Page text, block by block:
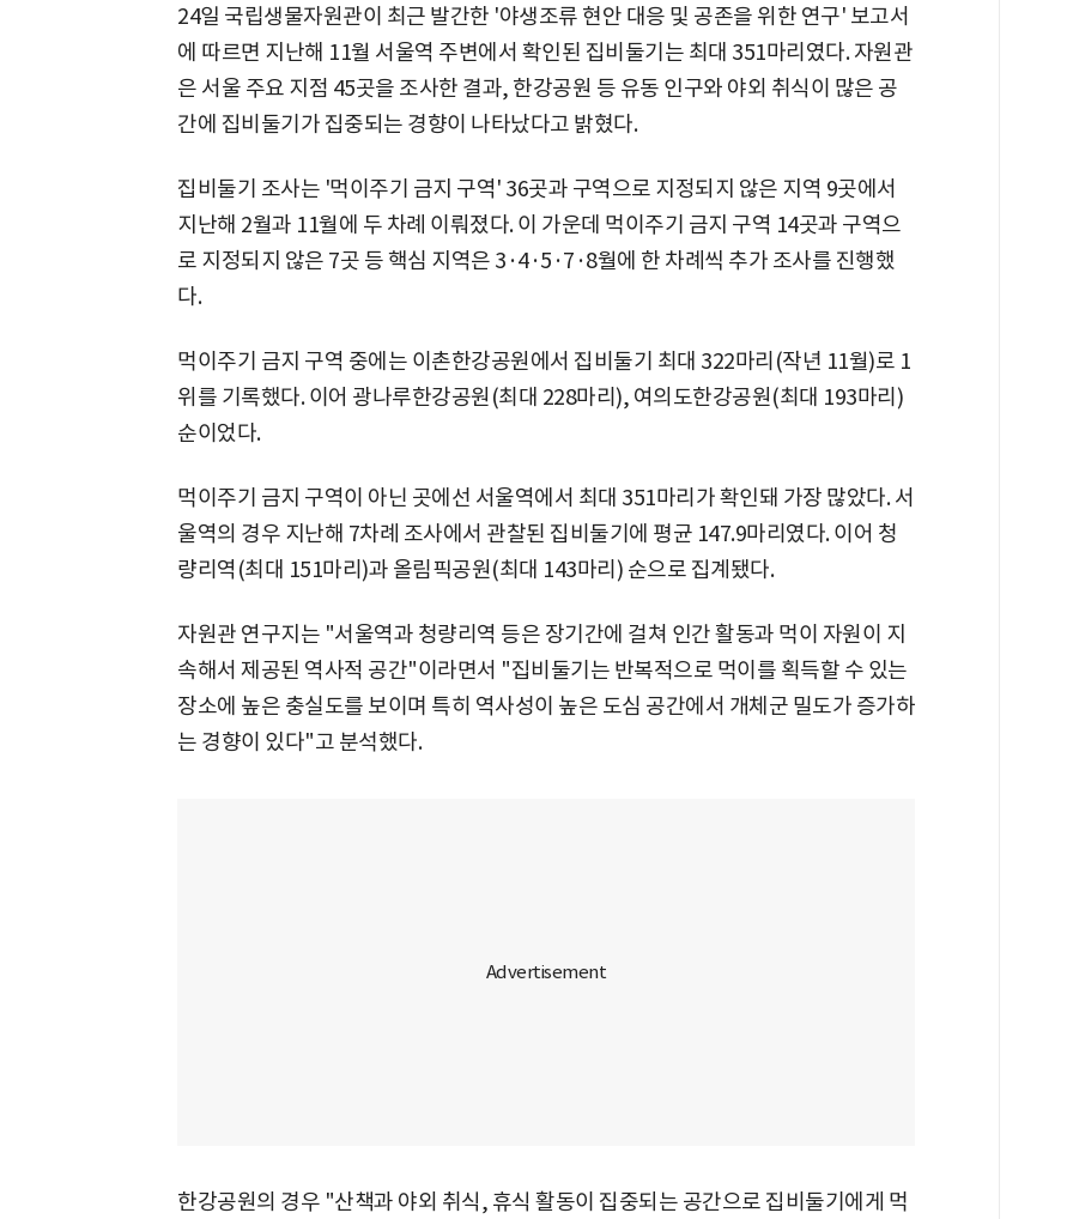
24일 국립생물자원관이 최근 발간한 '야생조류 현안 대응 및 공존을 위한 연구' 보고서
에 따르면 지난해 11월 서울역 주변에서 확인된 집비둘기는 최대 351마리였다. 자원관
은 서울 주요 지점 45곳을 조사한 결과, 한강공원 등 유동 인구와 야외 취식이 많은 공
간에 집비둘기가 집중되는 경향이 나타났다고 밝혔다.
집비둘기 조사는 '먹이주기 금지 구역' 36곳과 구역으로 지정되지 않은 지역 9곳에서
지난해 2월과 11월에 두 차례 이뤄졌다. 이 가운데 먹이주기 금지 구역 14곳과 구역으
로 지정되지 않은 7곳 등 핵심 지역은 3·4·5·7·8월에 한 차례씩 추가 조사를 진행했
다.
먹이주기 금지 구역 중에는 이촌한강공원에서 집비둘기 최대 322마리(작년 11월)로 1
위를 기록했다. 이어 광나루한강공원(최대 228마리), 여의도한강공원(최대 193마리)
순이었다.
먹이주기 금지 구역이 아닌 곳에선 서울역에서 최대 351마리가 확인돼 가장 많았다. 서
울역의 경우 지난해 7차례 조사에서 관찰된 집비둘기에 평균 147.9마리였다. 이어 청
량리역(최대 151마리)과 올림픽공원(최대 143마리) 순으로 집계됐다.
자원관 연구지는 "서울역과 청량리역 등은 장기간에 걸쳐 인간 활동과 먹이 자원이 지
속해서 제공된 역사적 공간"이라면서 "집비둘기는 반복적으로 먹이를 획득할 수 있는
장소에 높은 충실도를 보이며 특히 역사성이 높은 도심 공간에서 개체군 밀도가 증가하
는 경향이 있다"고 분석했다.
한강공원의 경우 "산책과 야외 취식, 휴식 활동이 집중되는 공간으로 집비둘기에게 먹